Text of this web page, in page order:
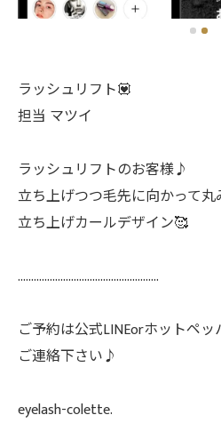
ラッシュリフト💟
担当 マツイ
ラッシュリフトのお客様♪
立ち上げつつ毛先に向かって丸
立ち上げカールデザイン🥰
.....................................................
ご予約は公式LINEorホットペ
ご連絡下さい♪
eyelash-colette.